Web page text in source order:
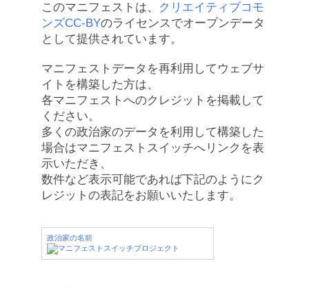
このマニフェストは、
クリエイティブコモ
ンズCC-BYのライセンスでオープンデータ
として提供されています。
マニフェストデータを再利用してウェブサ
イトを構築した方は、
各マニフェストへのクレジットを掲載して
ください。
多くの政治家のデータを利用して構築した
場合はマニフェストスイッチへリンクを表
示いただき、
数件など表示可能であれば下記のようにク
レジットの表記をお願いいたします。
政治家の名前